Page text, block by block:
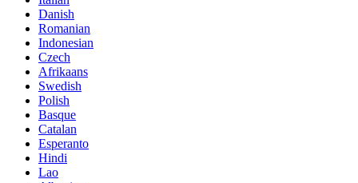
Danish
Romanian
Indonesian
Czech
Afrikaans
Swedish
Polish
Basque
Catalan
Esperanto
Hindi
Lao